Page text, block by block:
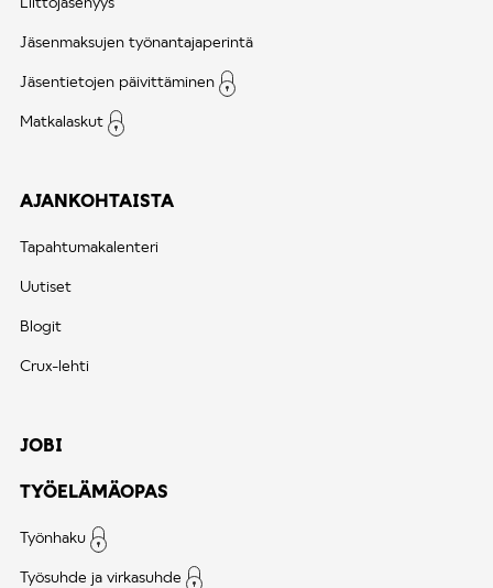
Jäsenmaksujen työnantajaperintä
Jäsentietojen päivittäminen
Matkalaskut
AJANKOHTAISTA
Tapahtumakalenteri
Uutiset
Blogit
Crux-lehti
JOBI
TYÖELÄMÄOPAS
Työnhaku
Työsuhde ja virkasuhde